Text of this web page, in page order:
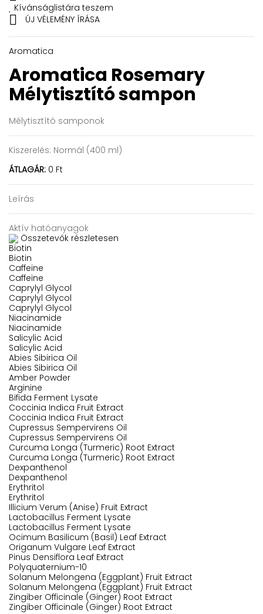
Kívánságlistára teszem
 ÚJ VÉLEMÉNY ÍRÁSA
Aromatica
Aromatica Rosemary
Mélytisztító sampon
Mélytisztító samponok
Kiszerelés: Normál (400 ml)
ÁTLAGÁR: 0 Ft
Leírás
Aktív hatóanyagok
Összetevők részletesen
Biotin
Biotin
Caffeine
Caffeine
Caprylyl Glycol
Caprylyl Glycol
Caprylyl Glycol
Niacinamide
Niacinamide
Salicylic Acid
Salicylic Acid
Abies Sibirica Oil
Abies Sibirica Oil
Amber Powder
Arginine
Bifida Ferment Lysate
Coccinia Indica Fruit Extract
Coccinia Indica Fruit Extract
Cupressus Sempervirens Oil
Cupressus Sempervirens Oil
Curcuma Longa (Turmeric) Root Extract
Curcuma Longa (Turmeric) Root Extract
Dexpanthenol
Dexpanthenol
Erythritol
Erythritol
Illicium Verum (Anise) Fruit Extract
Lactobacillus Ferment Lysate
Lactobacillus Ferment Lysate
Ocimum Basilicum (Basil) Leaf Extract
Origanum Vulgare Leaf Extract
Pinus Densiflora Leaf Extract
Polyquaternium-10
Solanum Melongena (Eggplant) Fruit Extract
Solanum Melongena (Eggplant) Fruit Extract
Zingiber Officinale (Ginger) Root Extract
Zingiber Officinale (Ginger) Root Extract